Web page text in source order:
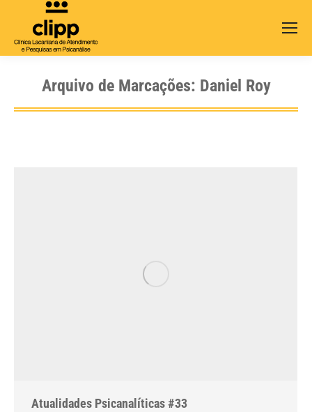
Arquivo de Marcações: Daniel Roy
Atualidades Psicanalíticas #33